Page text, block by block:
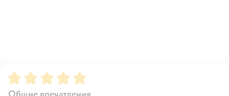
Рейтинг:5